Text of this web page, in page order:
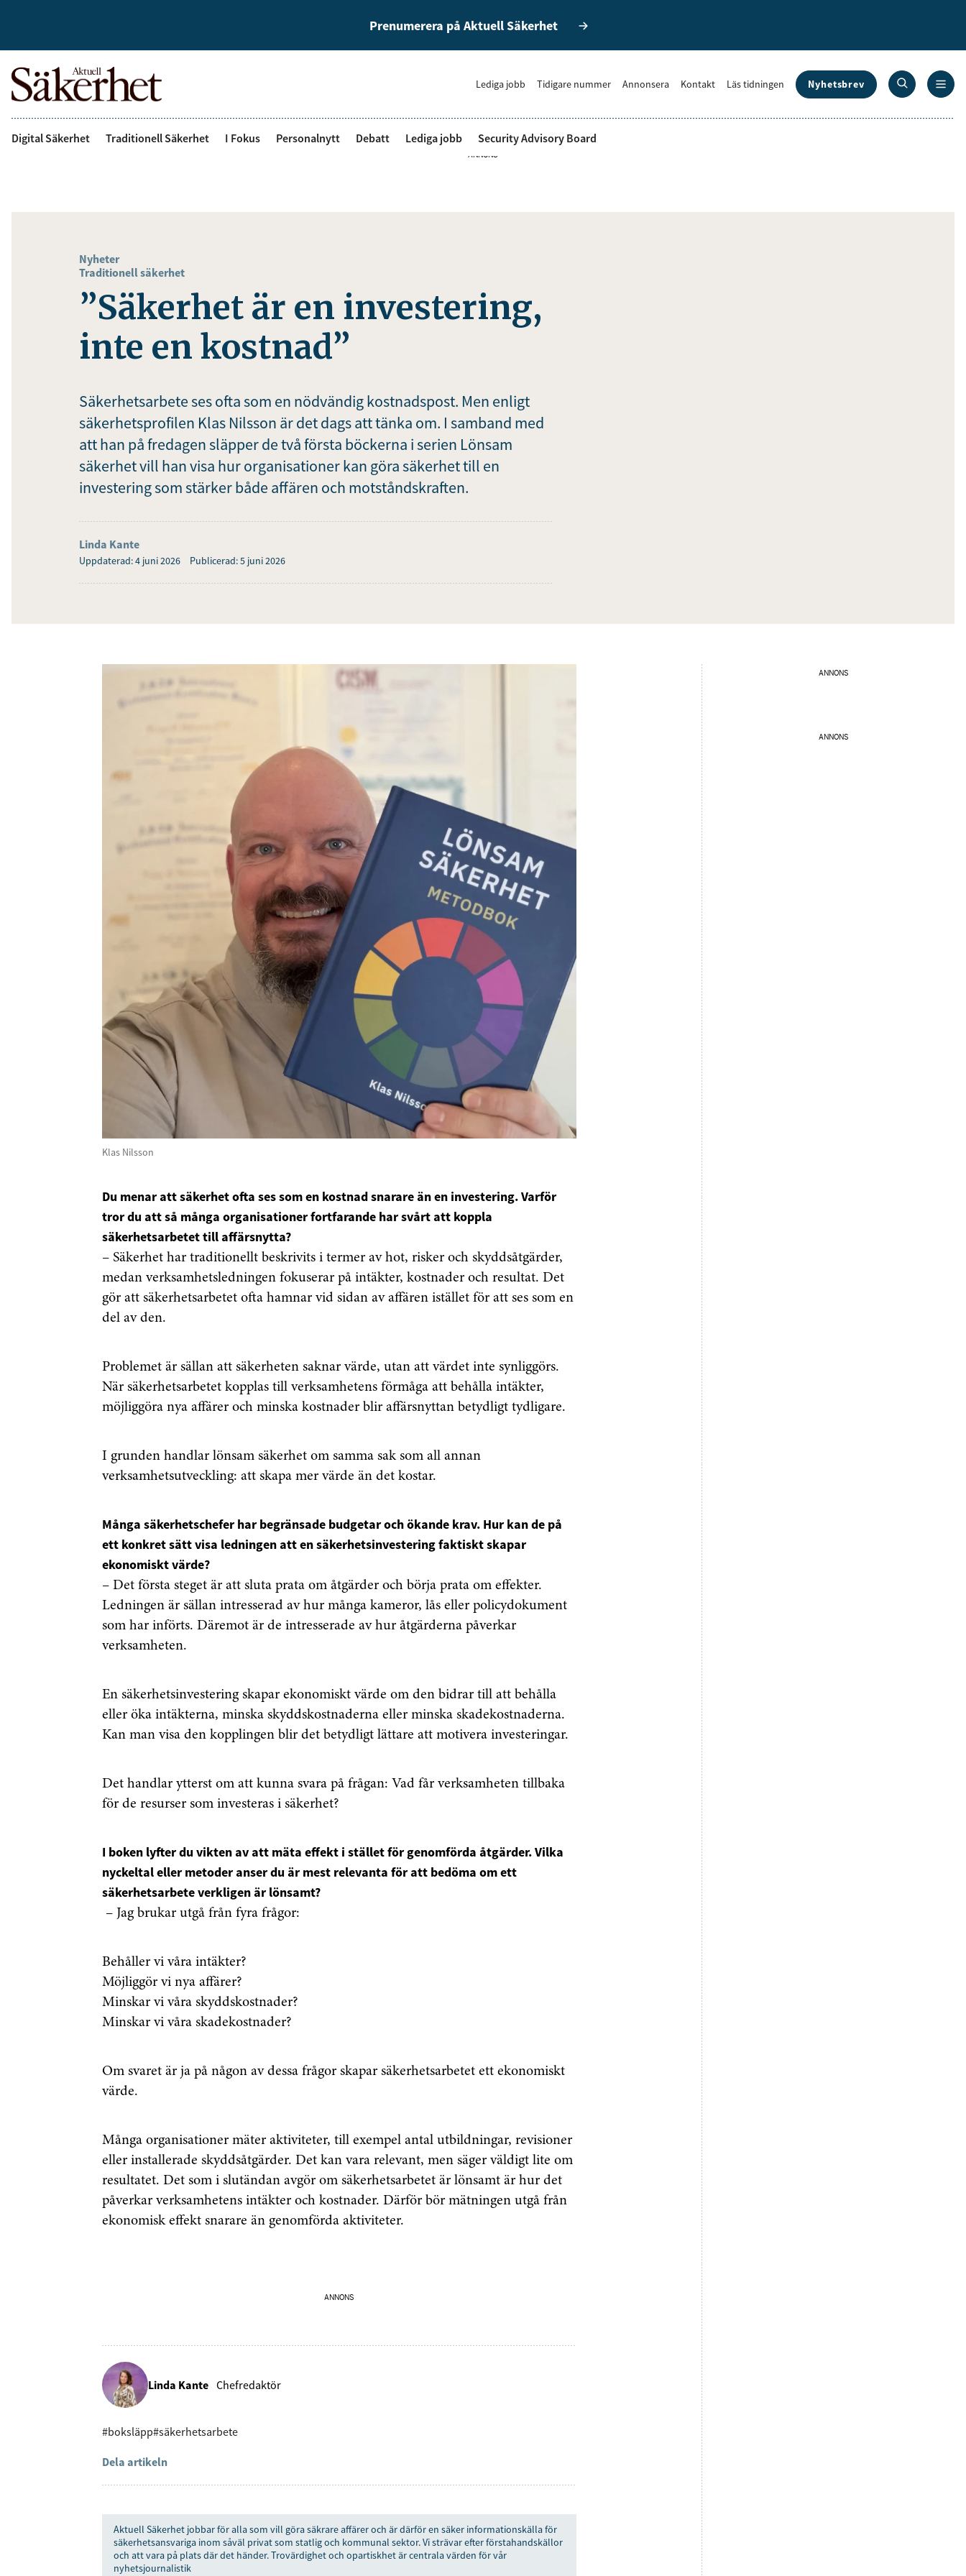
Prenumerera på Aktuell Säkerhet
Lediga jobb Tidigare nummer Annonsera Kontakt Läs tidningen Nyhetsbrev
Digital Säkerhet Traditionell Säkerhet I Fokus Personalnytt Debatt Lediga jobb Security Advisory Board
ANNONS
Nyheter
Traditionell säkerhet
”Säkerhet är en investering,
inte en kostnad”
Säkerhetsarbete ses ofta som en nödvändig kostnadspost. Men enligt
säkerhetsprofilen Klas Nilsson är det dags att tänka om. I samband med
att han på fredagen släpper de två första böckerna i serien Lönsam
säkerhet vill han visa hur organisationer kan göra säkerhet till en
investering som stärker både affären och motståndskraften.
Linda Kante
Uppdaterad: 4 juni 2026 Publicerad: 5 juni 2026
Klas Nilsson
Du menar att säkerhet ofta ses som en kostnad snarare än en investering. Varför
tror du att så många organisationer fortfarande har svårt att koppla
säkerhetsarbetet till affärsnytta?
– Säkerhet har traditionellt beskrivits i termer av hot, risker och skyddsåtgärder,
medan verksamhetsledningen fokuserar på intäkter, kostnader och resultat. Det
gör att säkerhetsarbetet ofta hamnar vid sidan av affären istället för att ses som en
del av den.
Problemet är sällan att säkerheten saknar värde, utan att värdet inte synliggörs.
När säkerhetsarbetet kopplas till verksamhetens förmåga att behålla intäkter,
möjliggöra nya affärer och minska kostnader blir affärsnyttan betydligt tydligare.
I grunden handlar lönsam säkerhet om samma sak som all annan
verksamhetsutveckling: att skapa mer värde än det kostar.
Många säkerhetschefer har begränsade budgetar och ökande krav. Hur kan de på
ett konkret sätt visa ledningen att en säkerhetsinvestering faktiskt skapar
ekonomiskt värde?
– Det första steget är att sluta prata om åtgärder och börja prata om effekter.
Ledningen är sällan intresserad av hur många kameror, lås eller policydokument
som har införts. Däremot är de intresserade av hur åtgärderna påverkar
verksamheten.
En säkerhetsinvestering skapar ekonomiskt värde om den bidrar till att behålla
eller öka intäkterna, minska skyddskostnaderna eller minska skadekostnaderna.
Kan man visa den kopplingen blir det betydligt lättare att motivera investeringar.
Det handlar ytterst om att kunna svara på frågan: Vad får verksamheten tillbaka
för de resurser som investeras i säkerhet?
I boken lyfter du vikten av att mäta effekt i stället för genomförda åtgärder. Vilka
nyckeltal eller metoder anser du är mest relevanta för att bedöma om ett
säkerhetsarbete verkligen är lönsamt?
– Jag brukar utgå från fyra frågor:
Behåller vi våra intäkter?
Möjliggör vi nya affärer?
Minskar vi våra skyddskostnader?
Minskar vi våra skadekostnader?
Om svaret är ja på någon av dessa frågor skapar säkerhetsarbetet ett ekonomiskt
värde.
Många organisationer mäter aktiviteter, till exempel antal utbildningar, revisioner
eller installerade skyddsåtgärder. Det kan vara relevant, men säger väldigt lite om
resultatet. Det som i slutändan avgör om säkerhetsarbetet är lönsamt är hur det
påverkar verksamhetens intäkter och kostnader. Därför bör mätningen utgå från
ekonomisk effekt snarare än genomförda aktiviteter.
ANNONS
Linda Kante Chefredaktör
#boksläpp#säkerhetsarbete
Dela artikeln
Aktuell Säkerhet jobbar för alla som vill göra säkrare affärer och är därför en säker informationskälla för
säkerhetsansvariga inom såväl privat som statlig och kommunal sektor. Vi strävar efter förstahandskällor
och att vara på plats där det händer. Trovärdighet och opartiskhet är centrala värden för vår
nyhetsjournalistik
ANNONS
ANNONS
Få den senaste
säkerhetsinformationen
Anmäl dig till vårt nyhetsbrev!
sparar och använder dina personuppgifter i enlighet med vår
integritetspolicy.